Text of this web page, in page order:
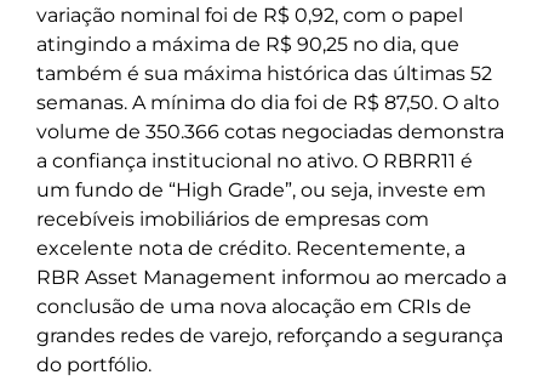
variação nominal foi de R$ 0,92, com o papel
atingindo a máxima de R$ 90,25 no dia, que
também é sua máxima histórica das últimas 52
semanas. A mínima do dia foi de R$ 87,50. O alto
volume de 350.366 cotas negociadas demonstra
a confiança institucional no ativo. O RBRR11 é
um fundo de “High Grade”, ou seja, investe em
recebíveis imobiliários de empresas com
excelente nota de crédito. Recentemente, a
RBR Asset Management informou ao mercado a
conclusão de uma nova alocação em CRIs de
grandes redes de varejo, reforçando a segurança
do portfólio.